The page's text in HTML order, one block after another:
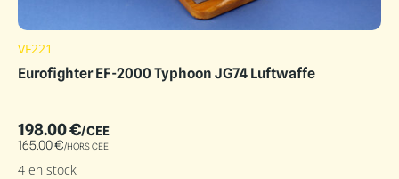
VF221
Eurofighter EF-2000 Typhoon JG74 Luftwaffe
198.00€/CEE
165.00€/HORS CEE
4 en stock